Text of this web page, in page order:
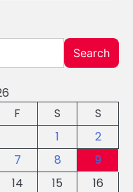
Search
F S
S
1
2
7 8
9
14 15
16